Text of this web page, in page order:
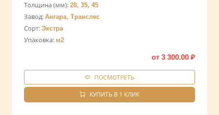
Толщина (мм): 28, 35, 45
Завод: Ангара, Транслес
Сорт: Экстра
Упаковка: м2
от 3 300.00 ₽
ПОСМОТРЕТЬ
КУПИТЬ В 1 КЛИК